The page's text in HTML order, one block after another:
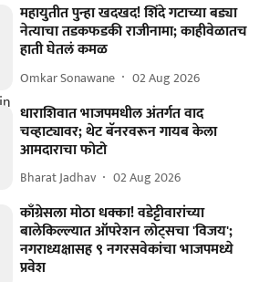
महायुतीत पुन्हा खदखद! शिंदे गटाच्या बड्या
नेत्याचा तडकफडकी राजीनामा; काहीवेळातच
हाती घेतलं कमळ
Omkar Sonawane 02 Aug 2026
धाराशिवात भाजपमधील अंतर्गत वाद
चव्हाट्यावर; थेट बॅनरवरून गायब केला
आमदाराचा फोटो
Bharat Jadhav 02 Aug 2026
काँग्रेसला मोठा धक्का! वडेट्टीवारांच्या
बालेकिल्ल्यात ऑपरेशन लोट्सचा 'विजय';
नगराध्यक्षासह ९ नगरसवेकांचा भाजपमध्ये
प्रवेश